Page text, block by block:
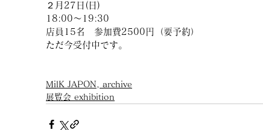
２月27日(日)
18:00～19:30
店員15名　参加費2500円（要予約）
ただ今受付中です。
MilK JAPON, archive
展覧会 exhibition